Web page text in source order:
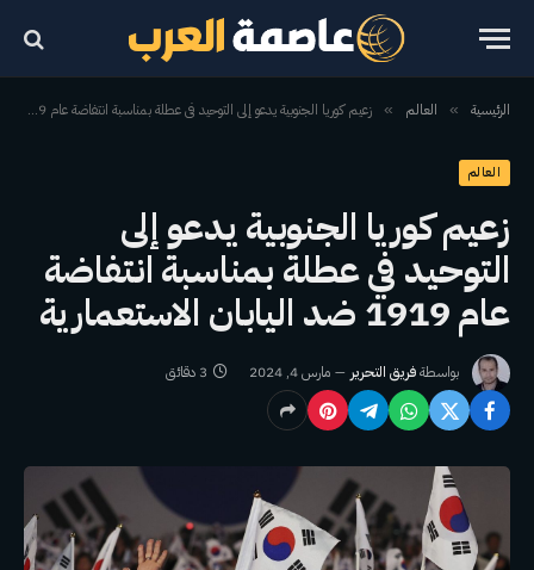
الرئيسية » العالم » زعيم كوريا الجنوبية يدعو إلى التوحيد في عطلة بمناسبة انتفاضة عام 1919 ضد اليابان الاستعمارية
العالم
زعيم كوريا الجنوبية يدعو إلى
التوحيد في عطلة بمناسبة انتفاضة
عام 1919 ضد اليابان الاستعمارية
بواسطةفريق التحرير مارس 4, 2024 3 دقائق